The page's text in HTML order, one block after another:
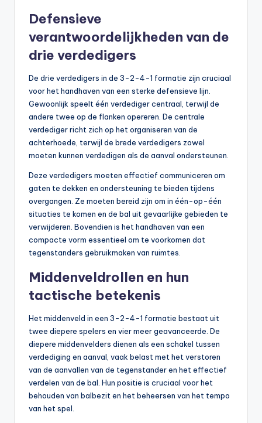
Defensieve
verantwoordelijkheden van de
drie verdedigers
De drie verdedigers in de 3-2-4-1 formatie zijn cruciaal
voor het handhaven van een sterke defensieve lijn.
Gewoonlijk speelt één verdediger centraal, terwijl de
andere twee op de flanken opereren. De centrale
verdediger richt zich op het organiseren van de
achterhoede, terwijl de brede verdedigers zowel
moeten kunnen verdedigen als de aanval ondersteunen.
Deze verdedigers moeten effectief communiceren om
gaten te dekken en ondersteuning te bieden tijdens
overgangen. Ze moeten bereid zijn om in één-op-één
situaties te komen en de bal uit gevaarlijke gebieden te
verwijderen. Bovendien is het handhaven van een
compacte vorm essentieel om te voorkomen dat
tegenstanders gebruikmaken van ruimtes.
Middenveldrollen en hun
tactische betekenis
Het middenveld in een 3-2-4-1 formatie bestaat uit
twee diepere spelers en vier meer geavanceerde. De
diepere middenvelders dienen als een schakel tussen
verdediging en aanval, vaak belast met het verstoren
van de aanvallen van de tegenstander en het effectief
verdelen van de bal. Hun positie is cruciaal voor het
behouden van balbezit en het beheersen van het tempo
van het spel.